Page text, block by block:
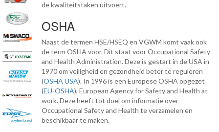
de kwaliteitstaken uitvoert.
OSHA
Naast de termen HSE/HSEQ en VGWM komt vaak ook
de term OSHA voor. Dit staat voor Occupational Safety
and Health Administration. Deze is gestart in de USA in
1970 om veiligheid en gezondheid beter te reguleren
(OSHA USA). In 1996 is een Europese OSHA opgezet
(EU-OSHA), European Agency for Safety and Health at
work. Deze heeft tot doel om informatie over
Occupational Safety and Health te verzamelen en
beschikbaar te maken.